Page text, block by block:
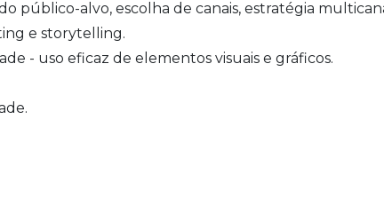
público-alvo, escolha de canais, estratégia
e storytelling.
- uso eficaz de elementos visuais e gráficos.